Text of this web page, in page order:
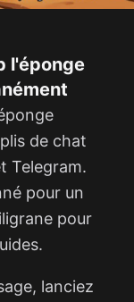
l'éponge
de chat
Telegram.
pour un
pour
lanciez